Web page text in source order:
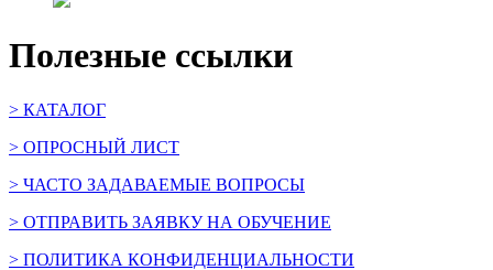
Полезные ссылки
> КАТАЛОГ
> ОПРОСНЫЙ ЛИСТ
> ЧАСТО ЗАДАВАЕМЫЕ ВОПРОСЫ
> ОТПРАВИТЬ ЗАЯВКУ НА ОБУЧЕНИЕ
> ПОЛИТИКА КОНФИДЕНЦИАЛЬНОСТИ